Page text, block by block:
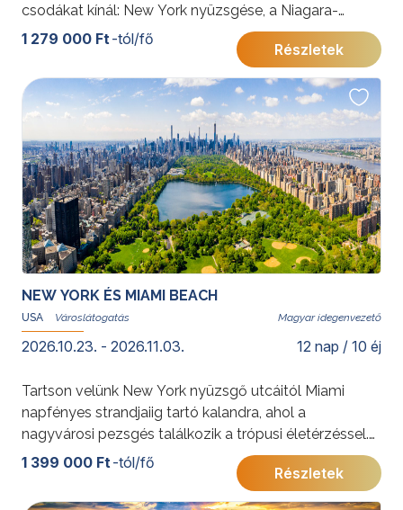
csodákat kínál: New York nyüzsgése, a Niagara-
vízesés ereje és Washington történelmi emlékei
felejthetetlen élményt nyújtanak. A felhőkarcolóktól a
tóvidékig, ez az utazás Amerika sokszínűségét tárja
fel.
További érdekességekért az Amerikai Egyesült
Államokról kattintson ide.
1 279 000 Ft -tól/fő
Részletek
NEW YORK ÉS MIAMI BEACH
USA Magyar idegenvezető
2026.10.23. - 2026.11.03. 12 nap / 10 éj
Tartson velünk New York nyüzsgő utcáitól Miami
napfényes strandjaiig tartó kalandra, ahol a
nagyvárosi pezsgés találkozik a trópusi életérzéssel.
Ikonikus látnivalók, art deco hangulat és kulturális
sokszínűség várja egy felejthetetlen utazáson.
További érdekességekért az Amerikai Egyesült
1 399 000 Ft -tól/fő
Részletek